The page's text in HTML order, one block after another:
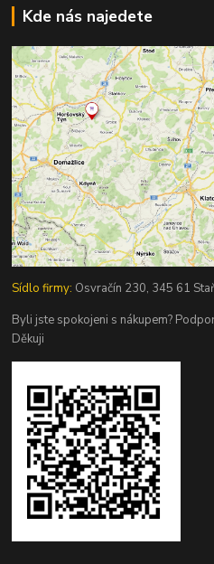
Kde nás najedete
Sídlo firmy: Osvračín 230, 345 61
Byli jste spokojeni s nákupem?
Děkuji